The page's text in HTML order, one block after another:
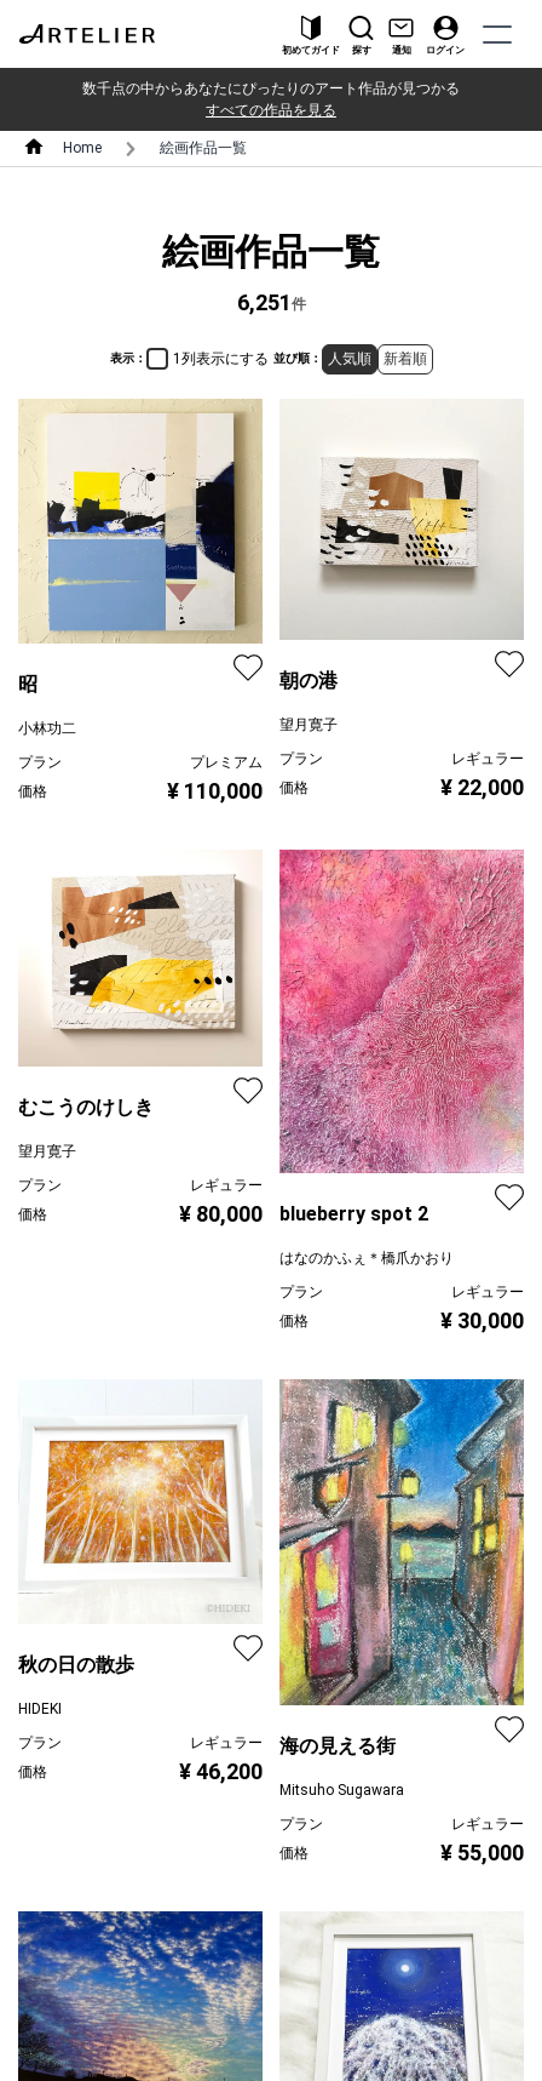
初めてガイド 探す 通知 ログイン
数千点の中からあなたにぴったりのアート作品が見つかる
すべての作品を見る
Home 絵画作品一覧
絵画作品一覧
6,251 件
表示： 1列表示にする 並び順： 人気順 新着順
昭
小林功二
プラン
プレミアム
価格
¥ 110,000
朝の港
望月寛子
プラン
レギュラー
価格
¥ 22,000
むこうのけしき
望月寛子
プラン
レギュラー
価格
¥ 80,000 blueberry spot 2
はなのかふぇ＊橋爪かおり
プラン
レギュラー
価格
¥ 30,000
秋の日の散歩
HIDEKI
プラン
レギュラー
価格
¥ 46,200
海の見える街
Mitsuho Sugawara
プラン
レギュラー
価格
¥ 55,000